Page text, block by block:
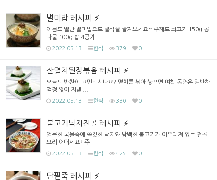
별미밥 레시피
이름도 별난 별미밥으로 별식을 즐겨보세요~ 주재료 쇠고기 150g 콩
나물 100g 밥 4공기...
2022.05.13 한식 379 0
잔멸치된장볶음 레시피
오늘도 반찬이 고민되시나요? 멸치를 볶아 놓으면 며칠 동안은 밑반찬
걱정 없이 지낼 ...
2022.05.13 한식 330 0
불고기낙지전골 레시피
얼큰한 국물속에 쫄깃한 낙지와 담백한 불고기가 어우러져 있는 전골
요리 어떠세요? 주...
2022.05.13 한식 425 0
단팥죽 레시피